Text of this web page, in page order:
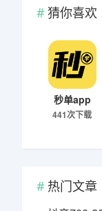
猜你喜欢
秒单app
441次下载
热门文章